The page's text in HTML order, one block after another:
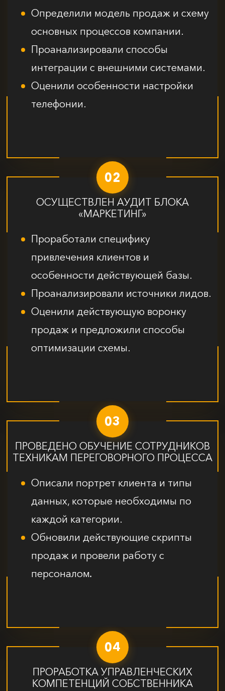
Определили модель продаж и схему
основных процессов компании.
Проанализировали способы
интеграции с внешними системами.
Оценили особенности настройки
телефонии.
02
ОСУЩЕСТВЛЕН АУДИТ БЛОКА
«МАРКЕТИНГ»
Проработали специфику
привлечения клиентов и
особенности действующей базы.
Проанализировали источники лидов.
Оценили действующую воронку
продаж и предложили способы
оптимизации схемы.
03
ПРОВЕДЕНО ОБУЧЕНИЕ СОТРУДНИКОВ
ТЕХНИКАМ ПЕРЕГОВОРНОГО ПРОЦЕССА
Описали портрет клиента и типы
данных, которые необходимы по
каждой категории.
Обновили действующие скрипты
продаж и провели работу с
персоналом.
04
ПРОРАБОТКА УПРАВЛЕНЧЕСКИХ
КОМПЕТЕНЦИЙ СОБСТВЕННИКА